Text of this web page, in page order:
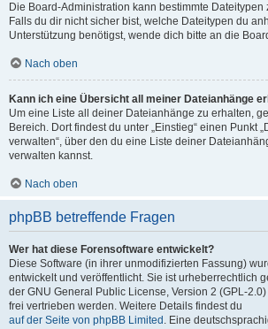
Die Board-Administration kann bestimmte
Falls du dir nicht sicher bist, welche Dateitypen du
Unterstützung benötigst, wende dich bitte an die
Nach oben
Kann ich eine Übersicht all meiner Dateianhänge
Um eine Liste all deiner Dateianhänge zu erhalten,
Bereich. Dort findest du unter „Einstieg“ einen Punkt
verwalten“, über den du eine Liste deiner
verwalten kannst.
Nach oben
phpBB betreffende Fragen
Wer hat diese Forensoftware entwickelt?
Diese Software (in ihrer unmodifizierten Fassung)
entwickelt und veröffentlicht. Sie ist urheberrechtlich
der GNU General Public License, Version 2 (GPL-
frei vertrieben werden. Weitere Details findest du
auf der Seite von phpBB Limited . Eine